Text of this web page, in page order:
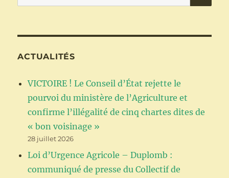
pour :
ACTUALITÉS
VICTOIRE ! Le Conseil d’État rejette le
pourvoi du ministère de l’Agriculture et
confirme l’illégalité de cinq chartes dites de
« bon voisinage »
28 juillet 2026
Loi d’Urgence Agricole – Duplomb :
communiqué de presse du Collectif de